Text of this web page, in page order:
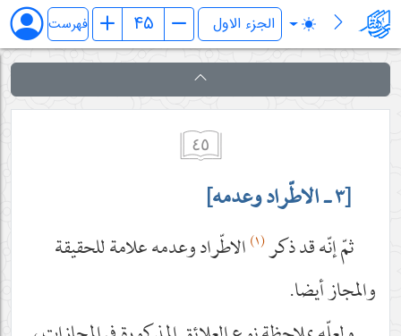
کفایة الاصول فهرست
٤٥
[٣ ـ الاطّراد وعدمه]
ثمّ إنّه قد ذكر(١) الاطّراد وعدمه علامة للحقيقة
والمجاز أيضا.